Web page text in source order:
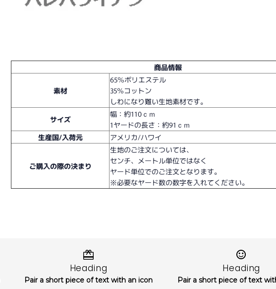
商品情報
素材
65％ポリエステル
35％コットン
しわになり難い生地素材です。
サイズ
幅：約110ｃｍ
1ヤードの長さ：約91ｃｍ
生産国/入荷元
アメリカ/ハワイ
ご購入の際の決まり
生地のご注文については、
センチ、メートル単位ではなく
ヤード単位でのご注文となります。
※必要なヤード数の数字を入れてください。
Heading
Pair a short piece of text with an icon
Heading
Pair a short piece of text